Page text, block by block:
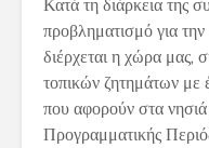
Κατά τη διάρκεια της
προβληματισμό για
διέρχεται η χώρα μας,
τοπικών ζητημάτων
που αφορούν στα νησιά
Προγραμματικής